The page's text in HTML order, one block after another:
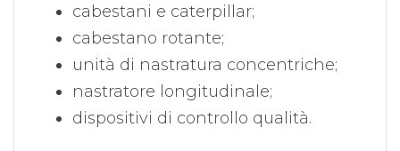
cabestani e caterpillar;
cabestano rotante;
unità di nastratura concentriche;
nastratore longitudinale;
dispositivi di controllo qualità.